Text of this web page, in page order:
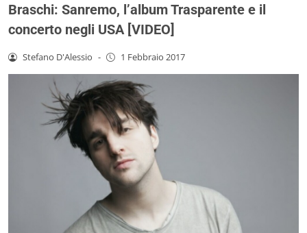
Braschi: Sanremo, l’album Trasparente e il
concerto negli USA [VIDEO]
Stefano D'Alessio - 1 Febbraio 2017